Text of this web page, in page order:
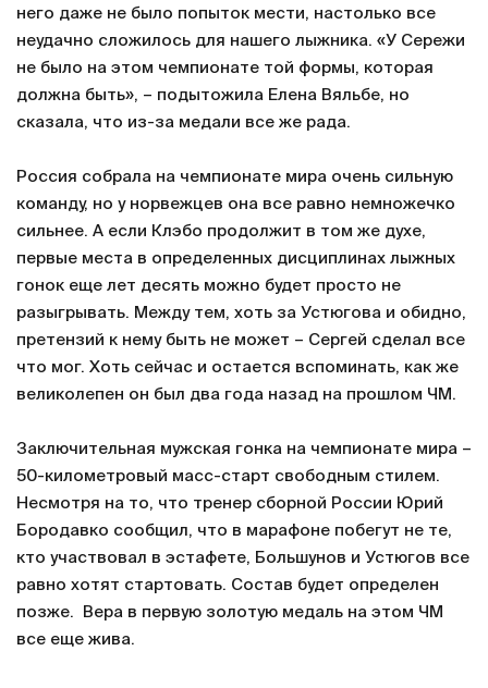
него даже не было попыток мести, настолько все
неудачно сложилось для нашего лыжника. «У Сережи
не было на этом чемпионате той формы, которая
должна быть», – подытожила Елена Вяльбе, но
сказала, что из-за медали все же рада.
Россия собрала на чемпионате мира очень сильную
команду, но у норвежцев она все равно немножечко
сильнее. А если Клэбо продолжит в том же духе,
первые места в определенных дисциплинах лыжных
гонок еще лет десять можно будет просто не
разыгрывать. Между тем, хоть за Устюгова и обидно,
претензий к нему быть не может – Сергей сделал все
что мог. Хоть сейчас и остается вспоминать, как же
великолепен он был два года назад на прошлом ЧМ.
Заключительная мужская гонка на чемпионате мира –
50-километровый масс-старт свободным стилем.
Несмотря на то, что тренер сборной России Юрий
Бородавко сообщил, что в марафоне побегут не те,
кто участвовал в эстафете, Большунов и Устюгов все
равно хотят стартовать. Состав будет определен
позже. Вера в первую золотую медаль на этом ЧМ
все еще жива.